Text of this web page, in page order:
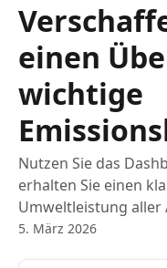
einen
wichtige
Nutzen Sie das
erhalten Sie einen
Umweltleistung
5. März 2026